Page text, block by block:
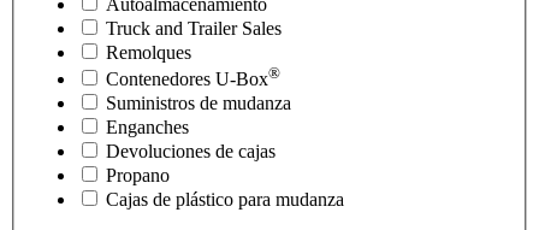
Autoalmacenamiento
Truck and Trailer Sales
Remolques
Contenedores U-Box®
Suministros de mudanza
Enganches
Devoluciones de cajas
Propano
Cajas de plástico para mudanza